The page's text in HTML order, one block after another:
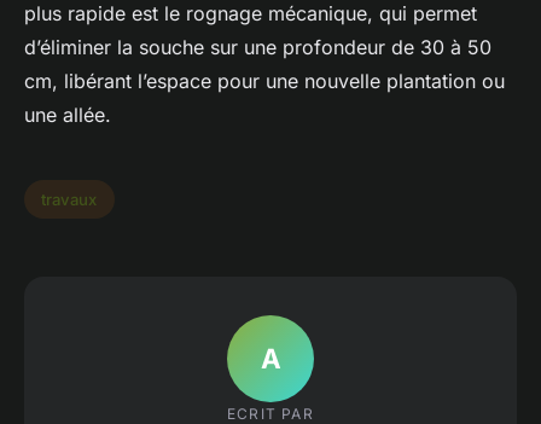
plus rapide est le rognage mécanique, qui permet
d’éliminer la souche sur une profondeur de 30 à 50
cm, libérant l’espace pour une nouvelle plantation ou
une allée.
travaux
A
ECRIT PAR